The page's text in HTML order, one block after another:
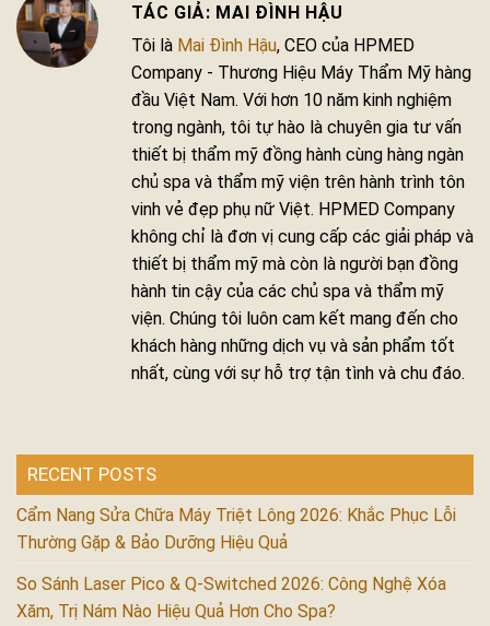
MAI ĐÌNH HẬU
Tôi là Mai Đình Hậu, CEO của HPMED
Company - Thương Hiệu Máy Thẩm Mỹ hàng
đầu Việt Nam. Với hơn 10 năm kinh nghiệm
trong ngành, tôi tự hào là chuyên gia tư vấn
thiết bị thẩm mỹ đồng hành cùng hàng ngàn
chủ spa và thẩm mỹ viện trên hành trình tôn
vinh vẻ đẹp phụ nữ Việt. HPMED Company
không chỉ là đơn vị cung cấp các giải pháp và
thiết bị thẩm mỹ mà còn là người bạn đồng
hành tin cậy của các chủ spa và thẩm mỹ
viện. Chúng tôi luôn cam kết mang đến cho
khách hàng những dịch vụ và sản phẩm tốt
nhất, cùng với sự hỗ trợ tận tình và chu đáo.
RECENT POSTS
Cẩm Nang Sửa Chữa Máy Triệt Lông 2026: Khắc Phục Lỗi
Thường Gặp & Bảo Dưỡng Hiệu Quả
So Sánh Laser Pico & Q-Switched 2026: Công Nghệ Xóa
Xăm, Trị Nám Nào Hiệu Quả Hơn Cho Spa?